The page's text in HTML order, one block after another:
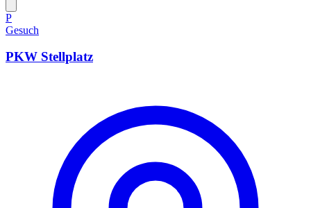
P
Gesuch
PKW Stellplatz